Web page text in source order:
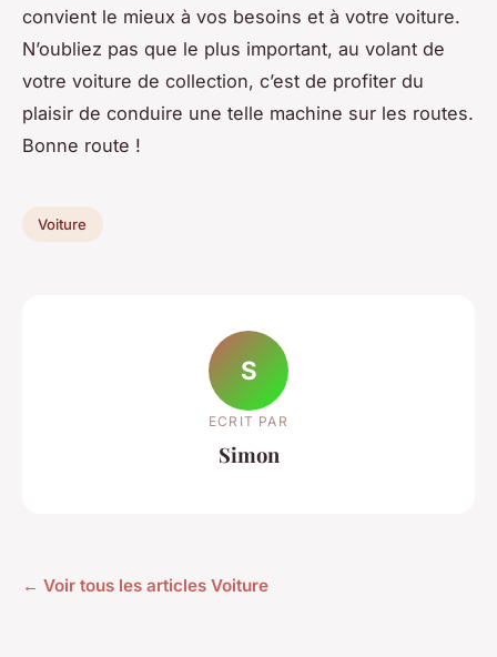
convient le mieux à vos besoins et à votre voiture.
N’oubliez pas que le plus important, au volant de
votre voiture de collection, c’est de profiter du
plaisir de conduire une telle machine sur les routes.
Bonne route !
Voiture
S
ECRIT PAR
Simon
← Voir tous les articles Voiture